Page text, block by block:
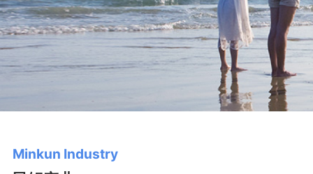
Minkun Industry